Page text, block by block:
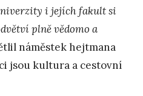
i jejích fakult si
plně vědomo a
náměstek hejtmana
jsou kultura a cestovní